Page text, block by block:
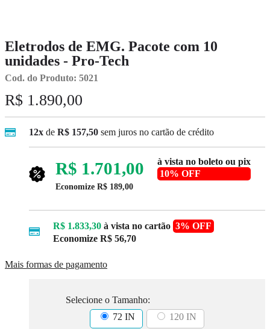
Eletrodos de EMG. Pacote com 10
unidades - Pro-Tech
Cod. do Produto: 5021
R$ 1.890,00
12x de R$ 157,50 sem juros no cartão de crédito
R$ 1.701,00
à vista no boleto ou pix
10% OFF
Economize R$ 189,00
R$ 1.833,30 à vista no cartão 3% OFF
Economize R$ 56,70
Mais formas de pagamento
Selecione o Tamanho:
72 IN
120 IN